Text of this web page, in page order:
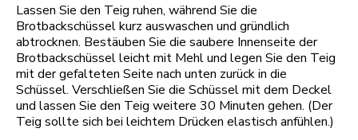
Lassen Sie den Teig ruhen, während Sie die
Brotbackschüssel kurz auswaschen und gründlich
abtrocknen. Bestäuben Sie die saubere Innenseite der
Brotbackschüssel leicht mit Mehl und legen Sie den Teig
mit der gefalteten Seite nach unten zurück in die
Schüssel. Verschließen Sie die Schüssel mit dem Deckel
und lassen Sie den Teig weitere 30 Minuten gehen. (Der
Teig sollte sich bei leichtem Drücken elastisch anfühlen.)